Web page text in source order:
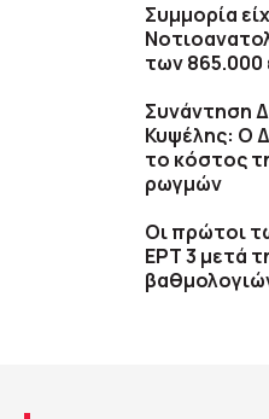
Συμμορία
των 865.000
Συνάντηση
Κυψέλης: Ο
το κόστος
ρωγμών
Οι πρώτοι
ΕΡΤ 3 μετά